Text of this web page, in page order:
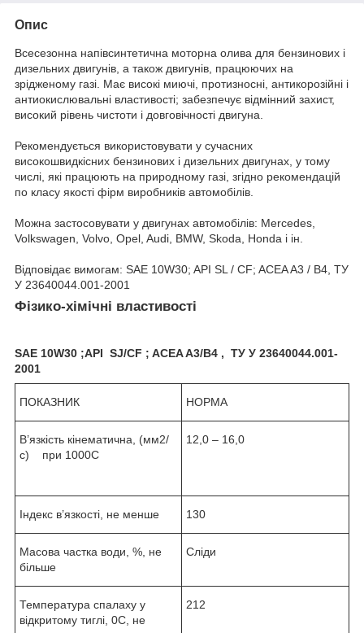
Опис
Всесезонна напівсинтетична моторна олива для бензинових і
дизельних двигунів, а також двигунів, працюючих на
зрідженому газі. Має високі миючі, протизносні, антикорозійні і
антиокислювальні властивості; забезпечує відмінний захист,
високий рівень чистоти і довговічності двигуна.
Рекомендується використовувати у сучасних
високошвидкісних бензинових і дизельних двигунах, у тому
числі, які працюють на природному газі, згідно рекомендацій
по класу якості фірм виробників автомобілів.
Можна застосовувати у двигунах автомобілів: Mercedes,
Volkswagen, Volvo, Opel, Audi, BMW, Skoda, Honda і ін.
Відповідає вимогам: SAE 10W30; API SL / СF; ACEA A3 / B4, ТУ
У 23640044.001-2001
Фізико-хімічні властивості
SAE 10W30 ;API SJ/СF ; ACEA A3/B4 , ТУ У 23640044.001-
2001
ПОКАЗНИК НОРМА
В’язкість кінематична, (мм2/
с) при 1000С
12,0 – 16,0
Індекс в’язкості, не менше 130
Масова частка води, %, не
більше
Сліди
Температура спалаху у
відкритому тиглі, 0С, не
212